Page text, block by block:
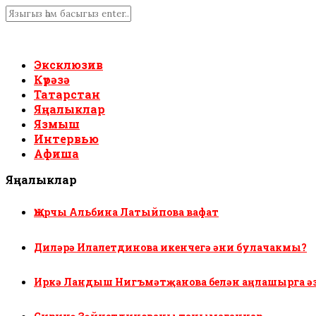
Эксклюзив
Күрәзә
Татарстан
Яңалыклар
Язмыш
Интервью
Афиша
Яңалыклар
Җырчы Альбина Латыйпова вафат
Диләрә Илалетдинова икенчегә әни булачакмы?
Иркә Ландыш Нигъмәтҗанова белән аңлашырга